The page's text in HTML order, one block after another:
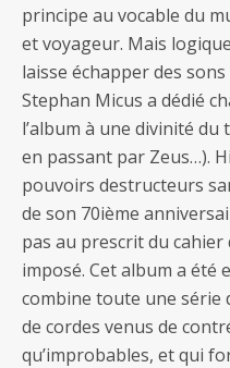
principe au vocable du
et voyageur. Mais
laisse échapper des
Stephan Micus a dédié
l’album à une divinité
en passant par Zeus…).
pouvoirs destructeurs
de son 70ième
pas au prescrit du cahier
imposé. Cet album a été
combine toute une série
de cordes venus de
qu’improbables, et qui